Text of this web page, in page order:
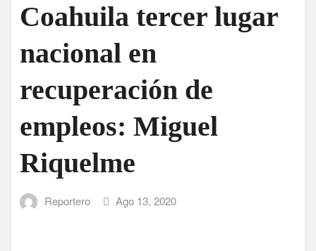
Coahuila tercer lugar
nacional en
recuperación de
empleos: Miguel
Riquelme
Reportero Ago 13, 2020